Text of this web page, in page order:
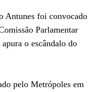
Antunes foi convocado
Parlamentar
o escândalo do
pelo Metrópoles em